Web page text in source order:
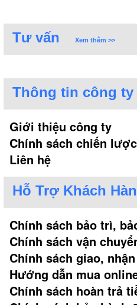
Tư vấn Xem thêm >>
Thông tin công ty
Giới thiệu công ty
Chính sách chiến lược
Liên hệ
Hỗ Trợ Khách
Chính sách bảo trì,
Chính sách vận
Chính sách giao,
Hướng dẫn mua
Chính sách hoàn trả